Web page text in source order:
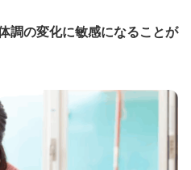
調の変化に敏感になることが